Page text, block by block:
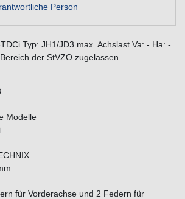
Person
Typ: JH1/JD3 max. Achslast Va: - Ha: -
der StVZO zugelassen
Modelle
für Vorderachse und 2 Federn für